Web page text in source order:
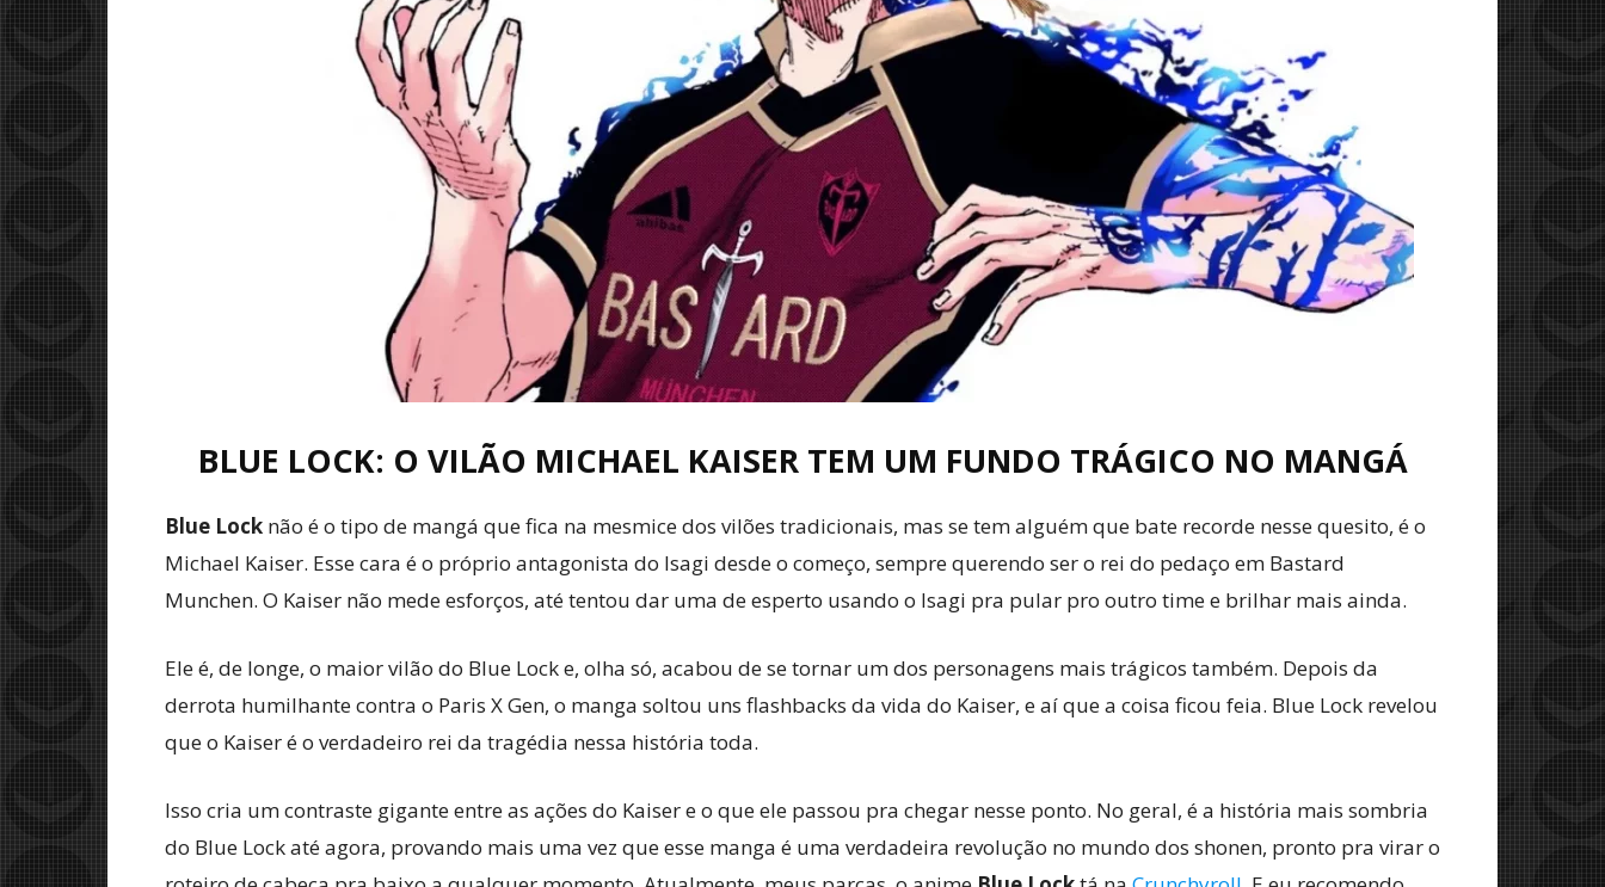
Cultura
Pop!
BLUE LOCK: O VILÃO MICHAEL KAISER TEM UM FUNDO TRÁGICO NO MANGÁ
Blue Lock não é o tipo de mangá que fica na mesmice dos vilões tradicionais, mas se tem alguém que bate recorde nesse quesito, é o
Michael Kaiser. Esse cara é o próprio antagonista do Isagi desde o começo, sempre querendo ser o rei do pedaço em Bastard
Munchen. O Kaiser não mede esforços, até tentou dar uma de esperto usando o Isagi pra pular pro outro time e brilhar mais ainda.
Ele é, de longe, o maior vilão do Blue Lock e, olha só, acabou de se tornar um dos personagens mais trágicos também. Depois da
derrota humilhante contra o Paris X Gen, o manga soltou uns flashbacks da vida do Kaiser, e aí que a coisa ficou feia. Blue Lock revelou
que o Kaiser é o verdadeiro rei da tragédia nessa história toda.
Isso cria um contraste gigante entre as ações do Kaiser e o que ele passou pra chegar nesse ponto. No geral, é a história mais sombria
do Blue Lock até agora, provando mais uma vez que esse manga é uma verdadeira revolução no mundo dos shonen, pronto pra virar o